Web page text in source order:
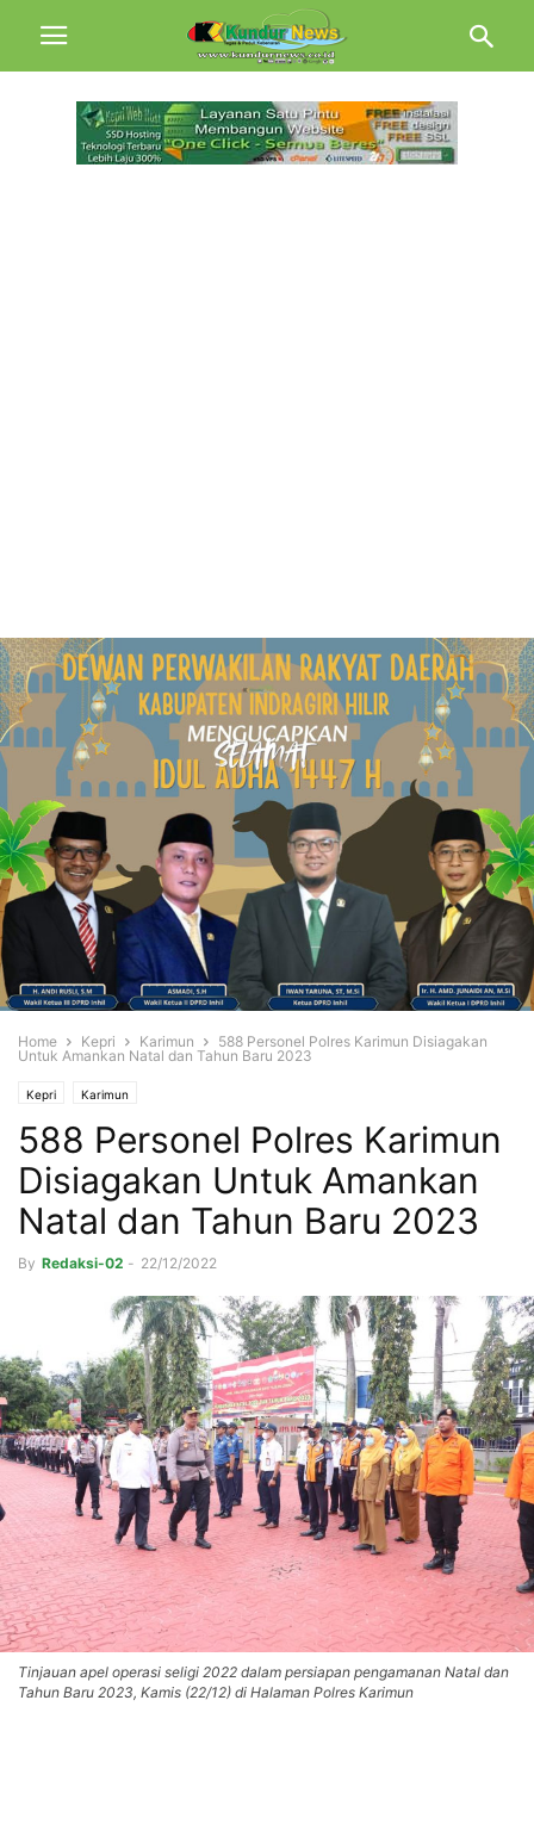
Home Kepri Karimun
588 Personel Polres Karimun Disiagakan
Untuk Amankan Natal dan Tahun Baru 2023
Kepri Karimun
588 Personel Polres Karimun
Disiagakan Untuk Amankan
Natal dan Tahun Baru 2023
By Redaksi-02 - 22/12/2022
Tinjauan apel operasi seligi 2022 dalam persiapan pengamanan Natal dan
Tahun Baru 2023, Kamis (22/12) di Halaman Polres Karimun